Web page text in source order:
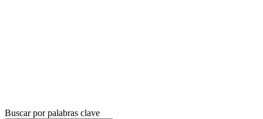
Buscar por palabras clave